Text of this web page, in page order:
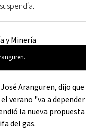
Aranguren, dijo que
verano "va a depender
la nueva propuesta
del gas.